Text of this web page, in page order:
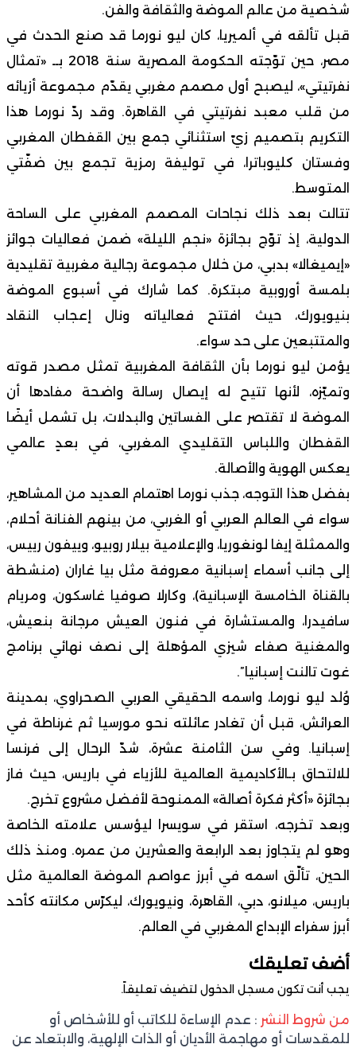
شخصية من عالم الموضة والثقافة والفن.
قبل تألقه في ألميريا، كان ليو نورما قد صنع الحدث في
مصر، حين توّجته الحكومة المصرية سنة 2018 بــ «تمثال
نفرتيتي»، ليصبح أول مصمم مغربي يقدّم مجموعة أزيائه
من قلب معبد نفرتيتي في القاهرة. وقد ردّ نورما هذا
التكريم بتصميم زيّ استثنائي جمع بين القفطان المغربي
وفستان كليوباترا، في توليفة رمزية تجمع بين ضفّتي
المتوسط.
تتالت بعد ذلك نجاحات المصمم المغربي على الساحة
الدولية، إذ توّج بجائزة «نجم الليلة» ضمن فعاليات جوائز
«إيميغالا» بدبي، من خلال مجموعة رجالية مغربية تقليدية
بلمسة أوروبية مبتكرة. كما شارك في أسبوع الموضة
بنيويورك، حيث افتتح فعالياته ونال إعجاب النقاد
والمتتبعين على حد سواء.
يؤمن ليو نورما بأن الثقافة المغربية تمثل مصدر قوته
وتميّزه، لأنها تتيح له إيصال رسالة واضحة مفادها أن
الموضة لا تقتصر على الفساتين والبدلات، بل تشمل أيضًا
القفطان واللباس التقليدي المغربي، في بعدٍ عالمي
يعكس الهوية والأصالة.
بفضل هذا التوجه، جذب نورما اهتمام العديد من المشاهير،
سواء في العالم العربي أو الغربي، من بينهم الفنانة أحلام،
والممثلة إيفا لونغوريا، والإعلامية بيلار روبيو، وييفون رييس،
إلى جانب أسماء إسبانية معروفة مثل بيا غاران (منشطة
بالقناة الخامسة الإسبانية)، وكارلا صوفيا غاسكون، ومريام
سافيدرا، والمستشارة في فنون العيش مرجانة بنعيش،
والمغنية صفاء شيزي المؤهلة إلى نصف نهائي برنامج
غوت تالنت إسبانيا”.
وُلد ليو نورما، واسمه الحقيقي العربي الصحراوي، بمدينة
العرائش، قبل أن تغادر عائلته نحو مورسيا ثم غرناطة في
إسبانيا. وفي سن الثامنة عشرة، شدّ الرحال إلى فرنسا
للالتحاق بـالأكاديمية العالمية للأزياء في باريس، حيث فاز
بجائزة «أكثر فكرة أصالة» الممنوحة لأفضل مشروع تخرج.
وبعد تخرجه، استقر في سويسرا ليؤسس علامته الخاصة
وهو لم يتجاوز بعد الرابعة والعشرين من عمره. ومنذ ذلك
الحين، تألّق اسمه في أبرز عواصم الموضة العالمية مثل
باريس، ميلانو، دبي، القاهرة، ونيويورك، ليكرّس مكانته كأحد
أبرز سفراء الإبداع المغربي في العالم.
أضف تعليقك
يجب أنت تكون مسجل الدخول لتضيف تعليقاً.
من شروط النشر : عدم الإساءة للكاتب أو للأشخاص أو
للمقدسات أو مهاجمة الأديان أو الذات الإلهية، والابتعاد عن